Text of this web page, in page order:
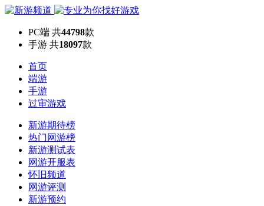
PC端 共44798款
手游 共18097款
首页
端游
手游
过审游戏
新游期待榜
热门网游榜
新游测试表
网游开服表
怀旧频道
网游评测
新游预约